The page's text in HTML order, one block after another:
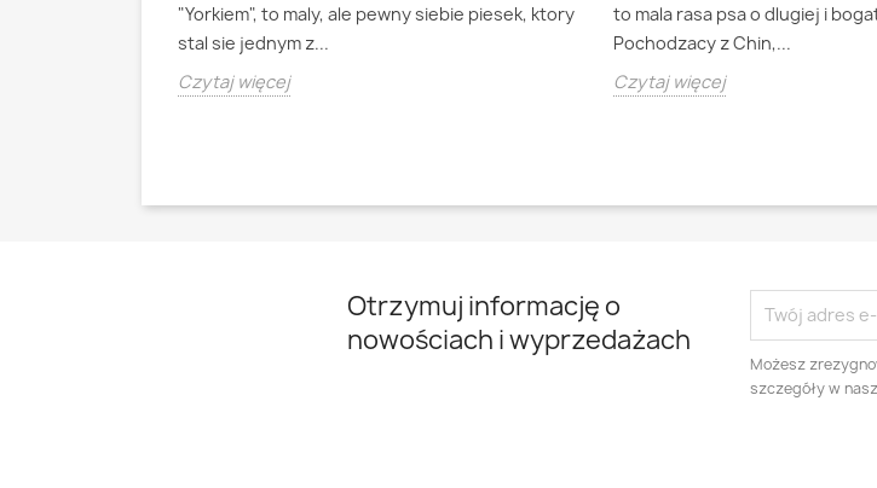
"Yorkiem", to maly, ale pewny siebie piesek, ktory
stal sie jednym z...
Czytaj więcej
to mala rasa psa o dlugiej i
Pochodzacy z Chin,...
Czytaj więcej
Otrzymuj informację o
nowościach i wyprzedażach
Możesz
szczegóły w